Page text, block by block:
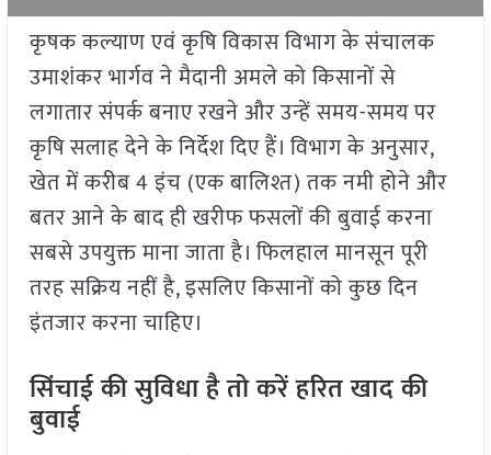
कृषक कल्याण एवं कृषि विकास विभाग के संचालक
उमाशंकर भार्गव ने मैदानी अमले को किसानों से
लगातार संपर्क बनाए रखने और उन्हें समय-समय पर
कृषि सलाह देने के निर्देश दिए हैं। विभाग के अनुसार,
खेत में करीब 4 इंच (एक बालिश्त) तक नमी होने और
बतर आने के बाद ही खरीफ फसलों की बुवाई करना
सबसे उपयुक्त माना जाता है। फिलहाल मानसून पूरी
तरह सक्रिय नहीं है, इसलिए किसानों को कुछ दिन
इंतजार करना चाहिए।
सिंचाई की सुविधा है तो करें हरित खाद की
बुवाई